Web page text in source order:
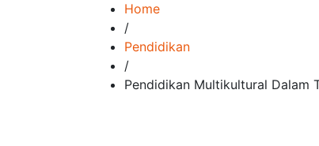
Home
/
Pendidikan
/
Pendidikan Multikultural Dalam